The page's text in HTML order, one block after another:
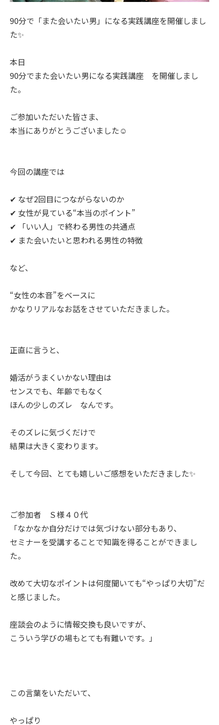
90分で「また会いたい男」になる実践講座を開催しまし
た✨
本日
90分でまた会いたい男になる実践講座 を開催しまし
た。
ご参加いただいた皆さま、
本当にありがとうございました☺️
今回の講座では
✔ なぜ2回目につながらないのか
✔ 女性が見ている“本当のポイント”
✔ 「いい人」で終わる男性の共通点
✔ また会いたいと思われる男性の特徴
など、
“女性の本音”をベースに
かなりリアルなお話をさせていただきました。
正直に言うと、
婚活がうまくいかない理由は
センスでも、年齢でもなく
ほんの少しのズレ なんです。
そのズレに気づくだけで
結果は大きく変わります。
そして今回、とても嬉しいご感想をいただきました✨
ご参加者 Ｓ様４０代
「なかなか自分だけでは気づけない部分もあり、
セミナーを受講することで知識を得ることができまし
た。
改めて大切なポイントは何度聞いても“やっぱり大切”だ
と感じました。
座談会のように情報交換も良いですが、
こういう学びの場もとても有難いです。」
この言葉をいただいて、
やっぱり